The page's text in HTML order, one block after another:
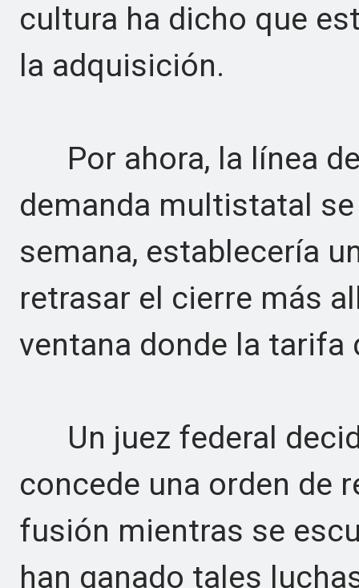
cultura ha dicho que
la adquisición.
Por ahora, la línea
demanda multistatal
semana, establecería
retrasar el cierre más
ventana donde la tarifa
Un juez federal
concede una orden de
fusión mientras se
han ganado tales